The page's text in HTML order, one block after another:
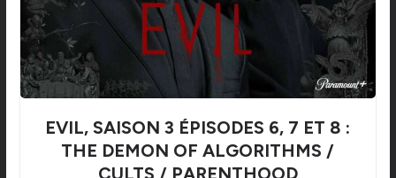
EVIL, SAISON 3 ÉPISODES 6, 7 ET 8 :
THE DEMON OF ALGORITHMS /
CULTS / PARENTHOOD